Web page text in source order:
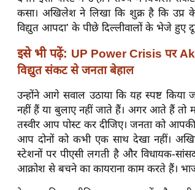
कसा। अखिलेश ने लिखा कि शुक्र है कि उप्र
विद्युत आपदा’ के पीछे दिल्लीवालों के भेजे हुए
इसे भी पढ़ें: UP Power Crisis पर
विद्युत संकट से जनता बेहाल
उन्होंने आगे सवाल उठाया कि यह स्पष्ट किया
नहीं हैं या बुलाए नहीं जाते हैं। अगर आते हैं तो
तस्वीर आप पोस्ट कर दीजिए। जनता को आपकी
आप दोनों को कभी एक साथ देखा नहीं।
स्टेशनों पर पीएसी लगती है और विधायक-
आक्रोश से बचने का कायराना काम करते हैं।